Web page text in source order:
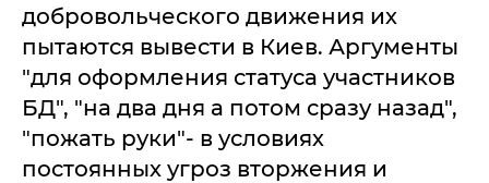
добровольческого движения их
пытаются вывести в Киев. Аргументы
"для оформления статуса участников
БД", "на два дня а потом сразу назад",
"пожать руки"- в условиях
постоянных угроз вторжения и